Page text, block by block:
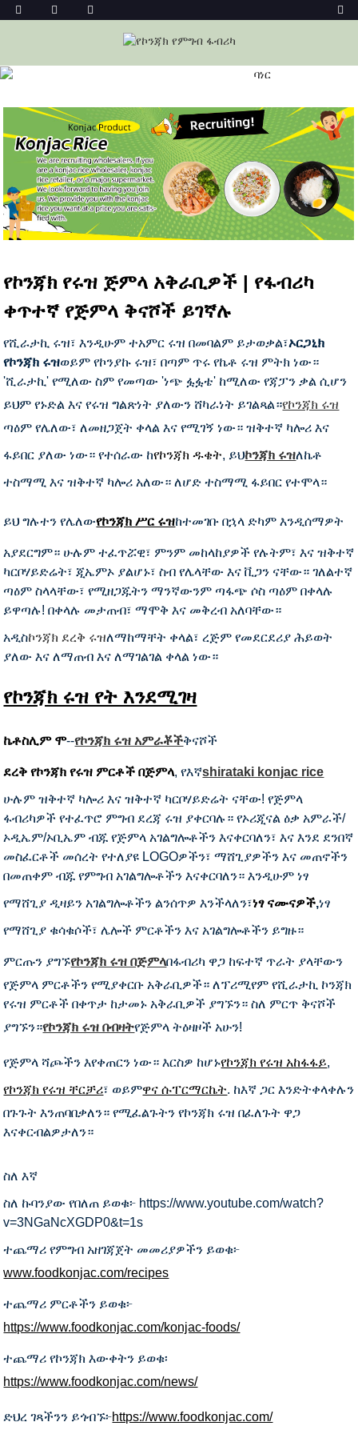
ኮንጃክ ራይስ
የኮንጃክ የሩዝ ጅምላ አቅራቢዎች | የፋብሪካ
ቀጥተኛ የጅምላ ቅናሾች ይገኛሉ
የሺራታኪ ሩዝ፣ እንዲሁም ተአምር ሩዝ በመባልም ይታወቃል፣ኦርጋኒክ
የኮንጃክ ሩዝወይም የኮንያኩ ሩዝ፣ በጣም ጥሩ የኬቶ ሩዝ ምትክ ነው።
'ሺራታኪ' የሚለው ስም የመጣው 'ነጭ ፏፏቴ' ከሚለው የጃፓን ቃል ሲሆን
ይህም የኑድል እና የሩዝ ግልጽነት ያለውን ሸካራነት ይገልጻል።የኮንጃክ ሩዝ
ጣዕም የሌለው፣ ለመዘጋጀት ቀላል እና የሚገኝ ነው። ዝቅተኛ ካሎሪ እና
ፋይበር ያለው ነው። የተሰራው ከየኮንጃክ ዱቄት, ይህኮንጃክ ሩዝለኬቶ
ተስማሚ እና ዝቅተኛ ካሎሪ አለው። ለሆድ ተስማሚ ፋይበር የተሞላ።
ይህ ግሉተን የሌለውየኮንጃክ ሥር ሩዝከተመገቡ በኋላ ድካም እንዲሰማዎት
አያደርግም። ሁሉም ተፈጥሯዊ፣ ምንም መከላከያዎች የሉትም፣ እና ዝቅተኛ
ካርቦሃይድሬት፣ ጂኤምኦ ያልሆኑ፣ ስብ የሌላቸው እና ቪጋን ናቸው። ገለልተኛ
ጣዕም ስላላቸው፣ የሚዘጋጁትን ማንኛውንም ጣፋጭ ሶስ ጣዕም በቀላሉ
ይዋጣሉ! በቀላሉ መታጠብ፣ ማሞቅ እና መቅረብ አለባቸው።
አዲስኮንጃክ ደረቅ ሩዝለማከማቸት ቀላል፣ ረጅም የመደርደሪያ ሕይወት
ያለው እና ለማጠብ እና ለማገልገል ቀላል ነው።
የኮንጃክ ሩዝ የት እንደሚገዛ
ኬቶስሊም ሞ--የኮንጃክ ሩዝ አምራቾችቅናሾች
ደረቅ የኮንጃክ የሩዝ ምርቶች በጅምላ, የእኛshirataki konjac rice
ሁሉም ዝቅተኛ ካሎሪ እና ዝቅተኛ ካርቦሃይድሬት ናቸው! የጅምላ
ፋብሪካዎች የተፈጥሮ ምግብ ደረጃ ሩዝ ያቀርባሉ። የኦሪጂናል ዕቃ አምራች/
ኦዲኤም/ኦቢኤም ብጁ የጅምላ አገልግሎቶችን እናቀርባለን፣ እና እንደ ደንበኛ
መስፈርቶች መሰረት የተለያዩ LOGOዎችን፣ ማሸጊያዎችን እና መጠኖችን
በመጠቀም ብጁ የምግብ አገልግሎቶችን እናቀርባለን። እንዲሁም ነፃ
የማሸጊያ ዲዛይን አገልግሎቶችን ልንሰጥዎ እንችላለን፣ነፃ ናሙናዎች,ነፃ
የማሸጊያ ቁሳቁሶች፣ ሌሎች ምርቶችን እና አገልግሎቶችን ይግዙ።
ምርጡን ያግኙየኮንጃክ ሩዝ በጅምላበፋብሪካ ዋጋ ከፍተኛ ጥራት ያላቸውን
የጅምላ ምርቶችን የሚያቀርቡ አቅራቢዎች። ለፕሪሚየም የሺራታኪ ኮንጃክ
የሩዝ ምርቶች በቀጥታ ከታመኑ አቅራቢዎች ያግኙን። ስለ ምርጥ ቅናሾች
ያግኙን።የኮንጃክ ሩዝ በብዛትየጅምላ ትዕዛዞች አሁን!
የጅምላ ሻጮችን እየቀጠርን ነው። እርስዎ ከሆኑየኮንጃክ የሩዝ አከፋፋይ,
የኮንጃክ የሩዝ ቸርቻሪ፣ ወይምዋና ሱፐርማርኬት. ከእኛ ጋር እንድትቀላቀሉን
በጉጉት እንጠባበቃለን። የሚፈልጉትን የኮንጃክ ሩዝ በፈለጉት ዋጋ
እናቀርብልዎታለን።
ስለ እኛ
ስለ ኩባንያው የበለጠ ይወቁ፦ https://www.youtube.com/watch?
v=3NGaNcXGDP0&t=1s
ተጨማሪ የምግብ አዘገጃጀት መመሪያዎችን ይወቁ፦
www.foodkonjac.com/recipes
ተጨማሪ ምርቶችን ይወቁ፦
https://www.foodkonjac.com/konjac-foods/
ተጨማሪ የኮንጃክ እውቀትን ይወቁ፡
https://www.foodkonjac.com/news/
ድህረ ገጻችንን ይጎብኙ፦https://www.foodkonjac.com/